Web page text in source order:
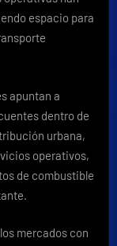
espacio para
apuntan a
dentro de
urbana,
operativos,
de combustible
mercados con